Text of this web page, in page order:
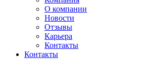
О компании
Новости
Отзывы
Карьера
Контакты
Контакты